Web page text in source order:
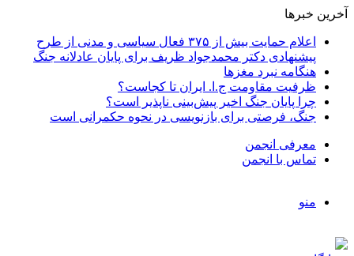
آخرین خبرها
اعلام حمایت بیش از ۳۷۵ فعال سیاسی و مدنی از طرح
پیشنهادی دکتر محمدجواد ظریف برای پایان عادلانه جنگ
هنگامه نبرد مغزها
ظرفیت مقاومت ج.ا. ایران تا کجاست؟
چرا پایان جنگ اخیر پیش‌بینی ناپذیر است؟
جنگ، فرصتی برای بازنویسی در نحوه حکمرانی است
معرفی انجمن
تماس با انجمن
منو